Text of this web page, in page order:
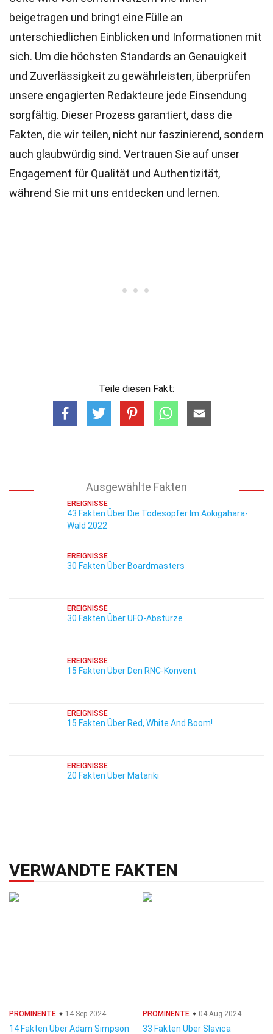
beigetragen und bringt eine Fülle an
unterschiedlichen Einblicken und Informationen mit
sich. Um die höchsten Standards an Genauigkeit
und Zuverlässigkeit zu gewährleisten, überprüfen
unsere engagierten Redakteure jede Einsendung
sorgfältig. Dieser Prozess garantiert, dass die
Fakten, die wir teilen, nicht nur faszinierend, sondern
auch glaubwürdig sind. Vertrauen Sie auf unser
Engagement für Qualität und Authentizität,
während Sie mit uns entdecken und lernen.
Teile diesen Fakt:
Ausgewählte Fakten
EREIGNISSE
43 Fakten Über Die Todesopfer Im Aokigahara-
Wald 2022
EREIGNISSE
30 Fakten Über Boardmasters
EREIGNISSE
30 Fakten Über UFO-Abstürze
EREIGNISSE
15 Fakten Über Den RNC-Konvent
EREIGNISSE
15 Fakten Über Red, White And Boom!
EREIGNISSE
20 Fakten Über Matariki
VERWANDTE FAKTEN
PROMINENTE 14 Sep 2024
14 Fakten Über Adam Simpson
PROMINENTE 04 Aug 2024
33 Fakten Über Slavica